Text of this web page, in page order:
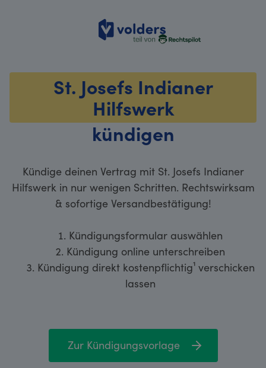
volders
St. Josefs Indianer
Hilfswerk
kündigen
Kündige deinen Vertrag mit St. Josefs Indianer
Hilfswerk in nur wenigen Schritten. Rechtswirksam
& sofortige Versandbestätigung!
Kündigungsformular auswählen
Kündigung online unterschreiben
Kündigung direkt kostenpflichtig¹ verschicken
lassen
Zur Kündigungsvorlage